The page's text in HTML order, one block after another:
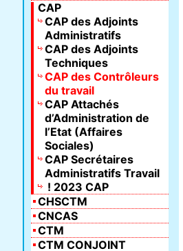
CAP
CAP des Adjoints
Administratifs
CAP des Adjoints
Techniques
CAP des Contrôleurs
du travail
CAP Attachés
d’Administration de
l’Etat (Affaires
Sociales)
CAP Secrétaires
Administratifs Travail
! 2023 CAP
CHSCTM
CNCAS
CTM
CTM CONJOINT